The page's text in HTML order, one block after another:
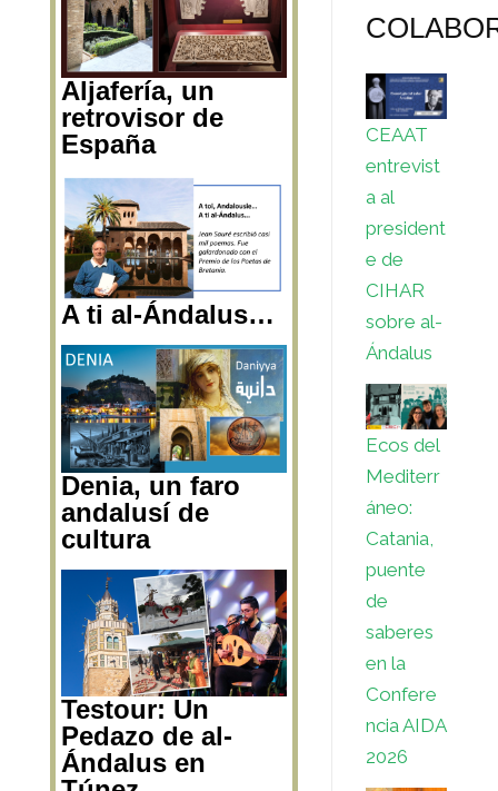
Aljafería, un
retrovisor de
España
A ti al-Ándalus…
Denia, un faro
andalusí de
cultura
Testour: Un
Pedazo de al-
Ándalus en
CEAAT
entrevist
a al
president
e de
CIHAR
sobre al-
Ándalus
Ecos del
Mediterr
áneo:
Catania,
puente
de
saberes
en la
Confere
ncia AIDA
2026